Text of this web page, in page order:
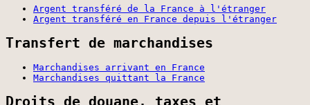
Argent transféré de la France à l'étranger
Argent transféré en France depuis l'étranger
Transfert de marchandises
Marchandises arrivant en France
Marchandises quittant la France